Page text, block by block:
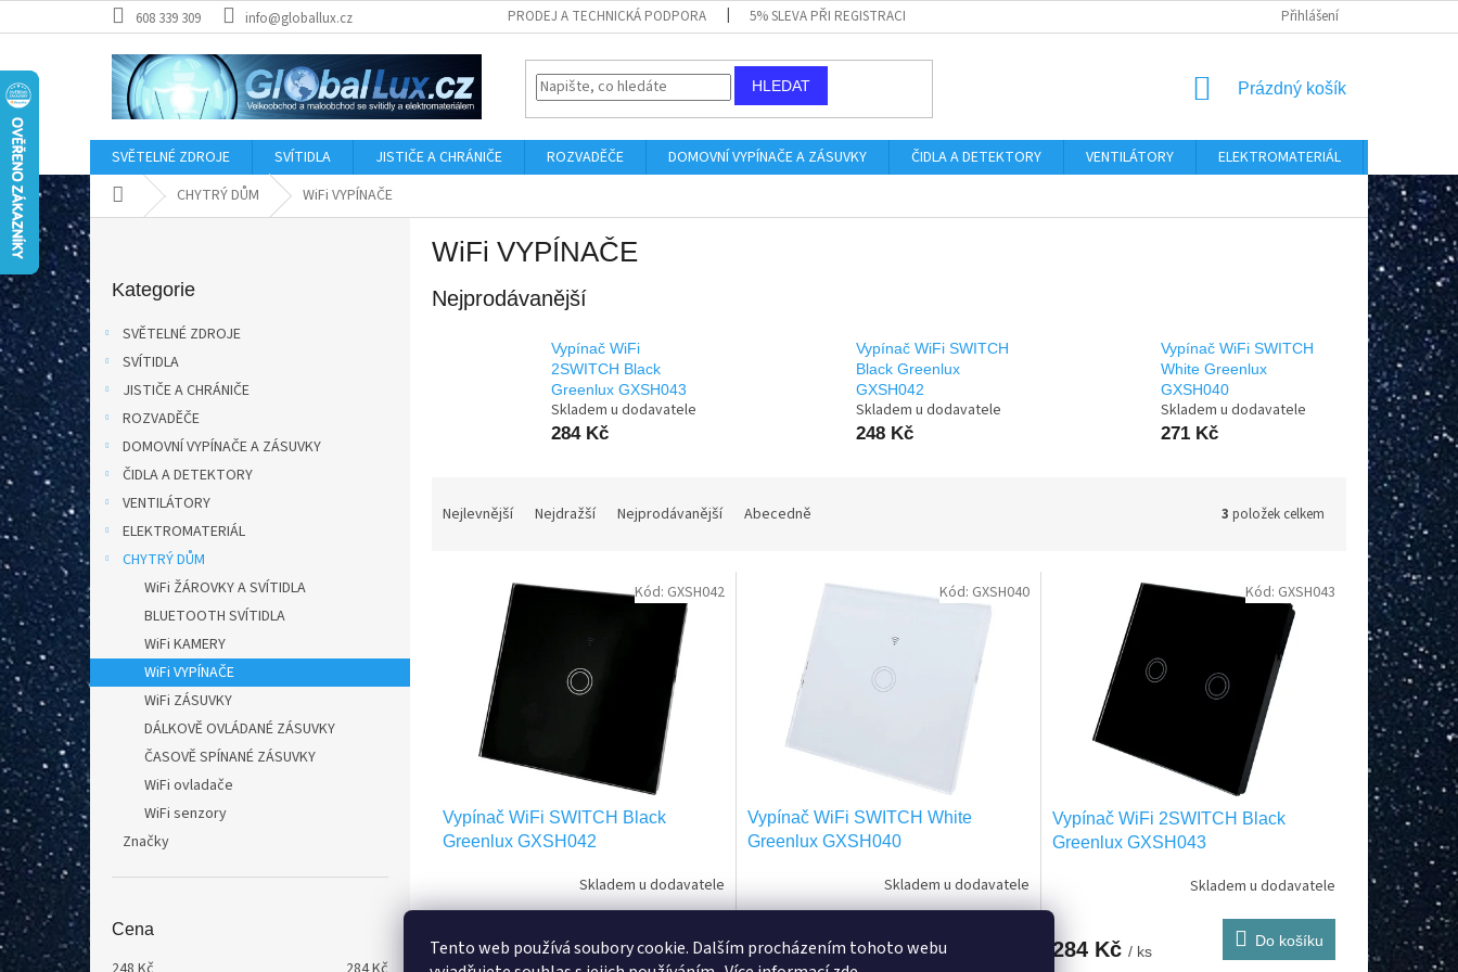
Tento web používá soubory cookie. Dalším procházením tohoto webu
na
608 339 309 info@globallux.cz PRODEJ A TECHNICKÁ PODPORA 5% SLEVA PŘI REGISTRACI Přihlášení
HLEDAT
NÁKUPNÍ
Prázdný košík
SVĚTELNÉ ZDROJE SVÍTIDLA JISTIČE A CHRÁNIČE ROZVADĚČE DOMOVNÍ VYPÍNAČE A ZÁSUVKY ČIDLA A DETEKTORY VENTILÁTORY ELEKTROMATERIÁL
Domů CHYTRÝ DŮM WiFi VYPÍNAČE
P
s
r
a
n
í
a
n
e
l
kategorie
Kategorie
SVĚTELNÉ ZDROJE
SVÍTIDLA
JISTIČE A CHRÁNIČE
ROZVADĚČE
DOMOVNÍ VYPÍNAČE A ZÁSUVKY
ČIDLA A DETEKTORY
VENTILÁTORY
ELEKTROMATERIÁL
CHYTRÝ DŮM
WiFi ŽÁROVKY A SVÍTIDLA
BLUETOOTH SVÍTIDLA
WiFi KAMERY
WiFi VYPÍNAČE
WiFi ZÁSUVKY
DÁLKOVĚ OVLÁDANÉ ZÁSUVKY
ČASOVĚ SPÍNANÉ ZÁSUVKY
WiFi ovladače
WiFi senzory
Značky
Cena
WiFi VYPÍNAČE
Nejprodávanější
Vypínač WiFi
2SWITCH Black
Greenlux GXSH043
Skladem u dodavatele
284 Kč
Vypínač WiFi SWITCH
Black Greenlux
GXSH042
Skladem u dodavatele
248 Kč
Vypínač WiFi SWITCH
White Greenlux
GXSH040
Skladem u dodavatele
271 Kč
Nejlevnější Nejdražší Nejprodávanější Abecedně 3 položek celkem
Vypínač WiFi SWITCH Black
Greenlux GXSH042
Skladem u dodavatele
248 Kč/ ks
Do košíku
Kód: GXSH042
Vypínač WiFi SWITCH White
Greenlux GXSH040
Skladem u dodavatele
271 Kč/ ks
Kód: GXSH040
Vypínač WiFi 2SWITCH Black
Greenlux GXSH043
Skladem u dodavatele
284 Kč / ks
Do košíku
Kód: GXSH043